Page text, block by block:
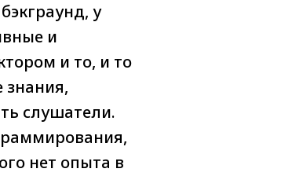
у
и
и то, и то
слушатели.
нет опыта в